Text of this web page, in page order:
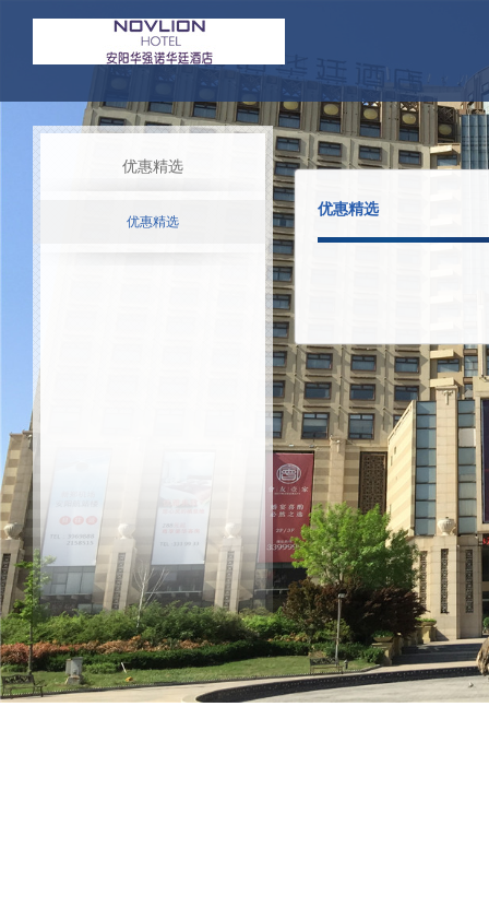
优惠精选
优惠精选
优惠精选